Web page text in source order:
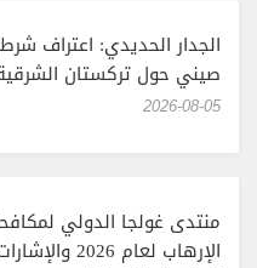
الجدار الحديدي: اعتراف
صيني حول تركستان
‎2026-08-05
منتدى غولجا الدولي
الإرهاب لعام 2026